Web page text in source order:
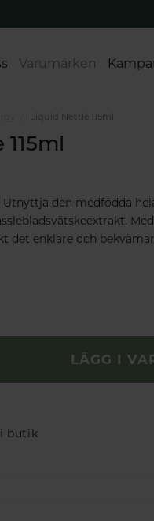
Varumärken
Liquid Nettle 115ml
den medfödda
det enklare och
LÄGG I
butik